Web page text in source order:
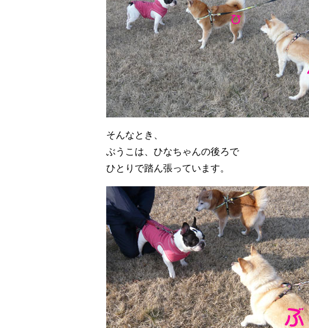
そんなとき、
ぶうこは、ひなちゃんの後ろで
ひとりで踏ん張っています。